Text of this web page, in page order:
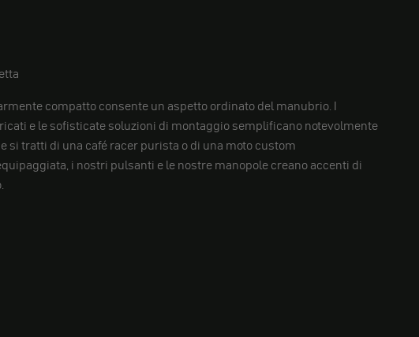
compatto consente un aspetto ordinato del manubrio. I
e le sofisticate soluzioni di montaggio semplificano notevolmente
si tratti di una café racer purista o di una moto custom
i nostri pulsanti e le nostre manopole creano accenti di